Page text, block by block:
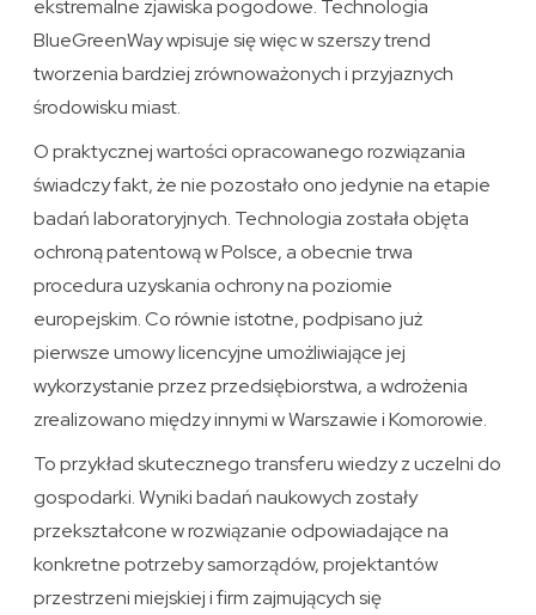
ekstremalne zjawiska pogodowe. Technologia
BlueGreenWay wpisuje się więc w szerszy trend
tworzenia bardziej zrównoważonych i przyjaznych
środowisku miast.
O praktycznej wartości opracowanego rozwiązania
świadczy fakt, że nie pozostało ono jedynie na etapie
badań laboratoryjnych. Technologia została objęta
ochroną patentową w Polsce, a obecnie trwa
procedura uzyskania ochrony na poziomie
europejskim. Co równie istotne, podpisano już
pierwsze umowy licencyjne umożliwiające jej
wykorzystanie przez przedsiębiorstwa, a wdrożenia
zrealizowano między innymi w Warszawie i Komorowie.
To przykład skutecznego transferu wiedzy z uczelni do
gospodarki. Wyniki badań naukowych zostały
przekształcone w rozwiązanie odpowiadające na
konkretne potrzeby samorządów, projektantów
przestrzeni miejskiej i firm zajmujących się